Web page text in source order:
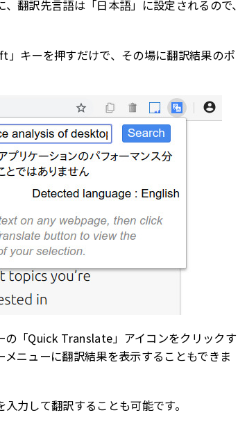
翻訳先言語は「日本語」に設定されるので、
キーを押すだけで、その場に翻訳結果のポ
の「Quick Translate」アイコンをクリックす
ニューに翻訳結果を表示することもできま
力して翻訳することも可能です。